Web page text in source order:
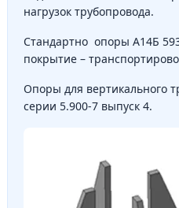
нагрузок трубопровода.
Стандартно опоры А14Б
покрытие –
Опоры для вертикального
серии 5.900-7 выпуск 4.